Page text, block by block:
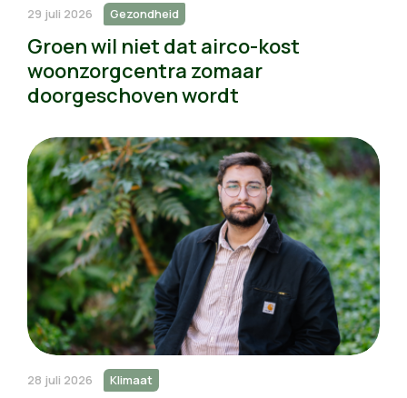
29 juli 2026 Gezondheid
Groen wil niet dat airco-kost
woonzorgcentra zomaar
doorgeschoven wordt
28 juli 2026 Klimaat